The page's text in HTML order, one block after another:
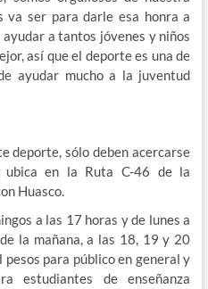
ser para darle esa honra a
a tantos jóvenes y niños
así que el deporte es una de
ayudar mucho a la juventud
deporte, sólo deben acercarse
ubica en la Ruta C-46 de la
Huasco.
a las 17 horas y de lunes a
la mañana, a las 18, 19 y 20
pesos para público en general y
estudiantes de enseñanza